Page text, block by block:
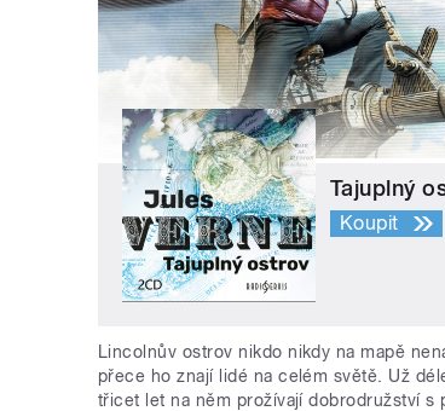
Tajuplný
Koupit
Lincolnův ostrov nikdo nikdy na mapě
přece ho znají lidé na celém světě. Už
třicet let na něm prožívají dobrodružství s